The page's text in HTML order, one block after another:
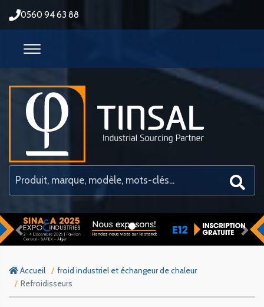
0560 94 63 88
Previous
Accueil
froid industriel et échangeur de chaleur
Refroidisseurs